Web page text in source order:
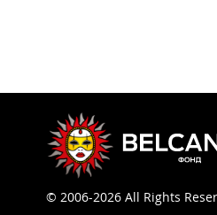
© 2006-2026 All Rights